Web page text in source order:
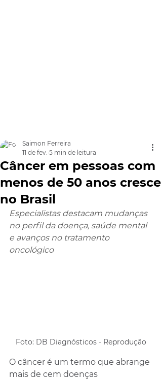
Câncer em pessoas com
menos de 50 anos cresce
no Brasil
Saimon Ferreira
11 de fev. 5 min de leitura
Especialistas destacam mudanças
no perfil da doença, saúde mental
e avanços no tratamento
oncológico
Foto: DB Diagnósticos - Reprodução
O câncer é um termo que abrange
mais de cem doenças